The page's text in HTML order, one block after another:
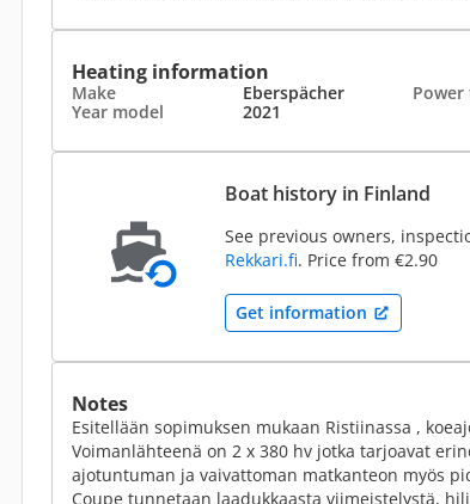
Heating information
Make Eberspächer
Year model
2021
Boat history in Finland
See previous owners,
Rekkari.fi. Price from €2.90
Get information
Notes
Esitellään sopimuksen mukaan Ristiinassa ,
Voimanlähteenä on 2 x 380 hv jotka tarjoavat
ajotuntuman ja vaivattoman matkanteon myös
Coupe tunnetaan laadukkaasta viimeistelystä,